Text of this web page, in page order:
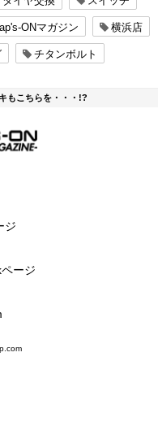
ONマガジン 横浜店
チタンボルト
もこちらを・・・!?
ジ
ージ